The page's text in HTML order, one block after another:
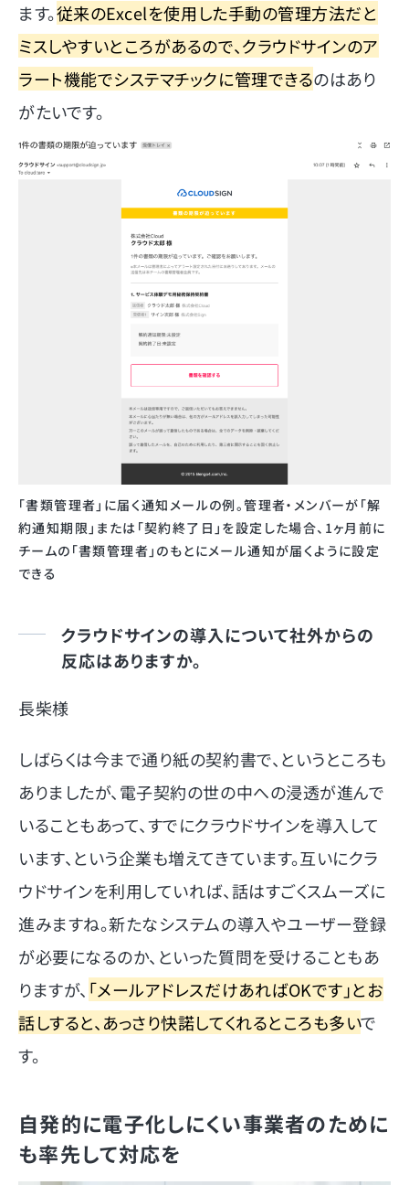
ます。従来のExcelを使用した手動の管理方法だと
ミスしやすいところがあるので、クラウドサインのア
ラート機能でシステマチックに管理できるのはあり
がたいです。
「書類管理者」に届く通知メールの例。管理者・メンバーが「解
約通知期限」または「契約終了日」を設定した場合、1ヶ月前に
チームの「書類管理者」のもとにメール通知が届くように設定
できる
クラウドサインの導入について社外からの
反応はありますか。
長柴様
しばらくは今まで通り紙の契約書で、というところも
ありましたが、電子契約の世の中への浸透が進んで
いることもあって、すでにクラウドサインを導入して
います、という企業も増えてきています。互いにクラ
ウドサインを利用していれば、話はすごくスムーズに
進みますね。新たなシステムの導入やユーザー登録
が必要になるのか、といった質問を受けることもあ
りますが、 「メールアドレスだけあればOKです」とお
話しすると、あっさり快諾してくれるところも多いで
す。
自発的に電子化しにくい事業者のために
も率先して対応を